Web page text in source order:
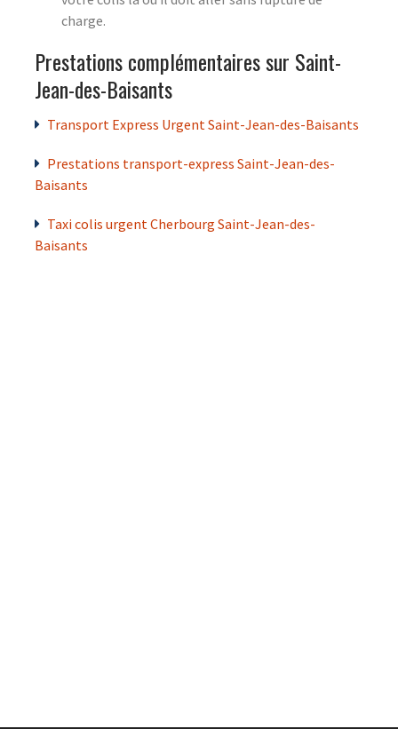
charge.
Prestations complémentaires sur Saint-
Jean-des-Baisants
Transport Express Urgent Saint-Jean-des-Baisants
Prestations transport-express Saint-Jean-des-
Baisants
Taxi colis urgent Cherbourg Saint-Jean-des-
Baisants